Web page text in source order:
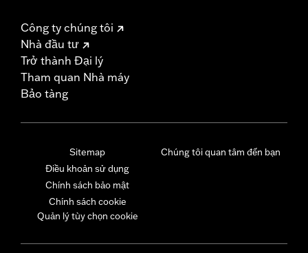
Công ty chúng tôi
Nhà đầu tư
Trở thành Đại lý
Tham quan Nhà máy
Bảo tàng
Sitemap
Điều khoản sử dụng
Chính sách bảo mật
Chính sách cookie
Quản lý tùy chọn cookie
Chúng tôi quan tâm đến bạn